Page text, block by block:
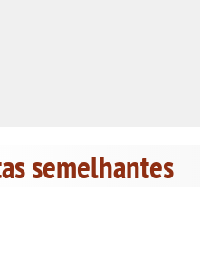
semelhantes